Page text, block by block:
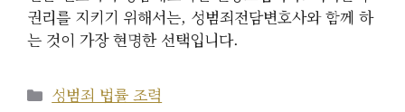
권리를 지키기 위해서는, 성범죄전담변호사와 함께 하
는 것이 가장 현명한 선택입니다.
카
성범죄 법률 조력